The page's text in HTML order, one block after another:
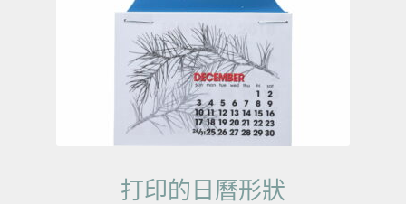
打印的日曆形狀